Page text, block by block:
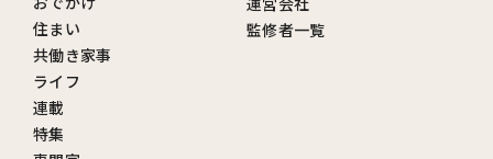
住まい
共働き家事
ライフ
連載
特集
監修者一覧